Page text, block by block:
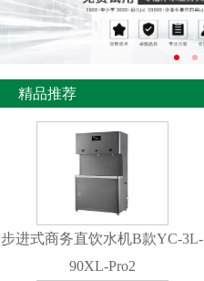
精品推荐
步进式商务直饮水机B款YC-3L-
90XL-Pro2